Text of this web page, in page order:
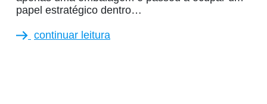
papel estratégico dentro…
continuar leitura